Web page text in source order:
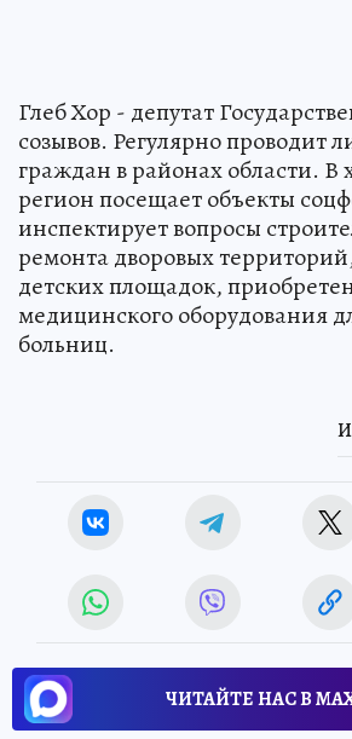
Глеб Хор - депутат
созывов. Регулярно проводит
граждан в районах области. В
регион посещает объекты
инспектирует вопросы
ремонта дворовых
детских площадок,
медицинского оборудования
больниц.
ЧИТАЙТЕ НАС В